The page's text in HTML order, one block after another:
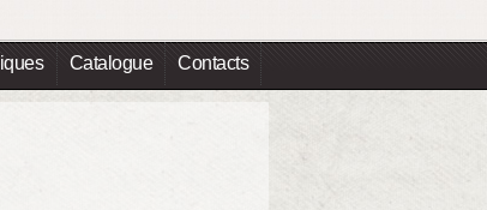
Catalogue Contacts
Total 0,00 €
Les prix sont HT